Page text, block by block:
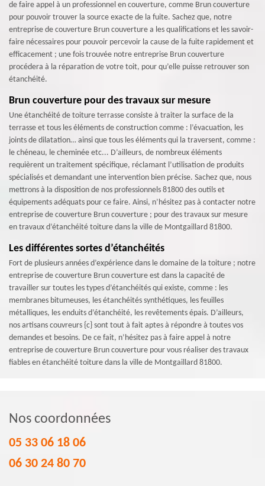
de faire appel à un professionnel en couverture, comme Brun couverture
pour pouvoir trouver la source exacte de la fuite. Sachez que, notre
entreprise de couverture Brun couverture a les qualifications et les savoir-
faire nécessaires pour pouvoir percevoir la cause de la fuite rapidement et
efficacement ; une fois trouvée notre entreprise Brun couverture
procédera à la réparation de votre toit, pour qu’elle puisse retrouver son
étanchéité.
Brun couverture pour des travaux sur mesure
Une étanchéité de toiture terrasse consiste à traiter la surface de la
terrasse et tous les éléments de construction comme : l’évacuation, les
joints de dilatation… ainsi que tous les éléments qui la traversent, comme :
le chéneau, le cheminée etc... D’ailleurs, de nombreux éléments
requièrent un traitement spécifique, réclamant l’utilisation de produits
spécialisés et demandant une intervention bien précise. Sachez que, nous
mettrons à la disposition de nos professionnels 81800 des outils et
équipements adéquats pour ce faire. Ainsi, n’hésitez pas à contacter notre
entreprise de couverture Brun couverture ; pour des travaux sur mesure
en travaux d’étanchéité toiture dans la ville de Montgaillard 81800.
Les différentes sortes d’étanchéités
Fort de plusieurs années d’expérience dans le domaine de la toiture ; notre
entreprise de couverture Brun couverture est dans la capacité de
travailler sur toutes les types d’étanchéités qui existe, comme : les
membranes bitumeuses, les étanchéités synthétiques, les feuilles
métalliques, les enduits d’étanchéité, les revêtements épais. D’ailleurs,
nos artisans couvreurs {c} sont tout à fait aptes à répondre à toutes vos
demandes et besoins. De ce fait, n’hésitez pas à faire appel à notre
entreprise de couverture Brun couverture pour vous réaliser des travaux
fiables en étanchéité toiture dans la ville de Montgaillard 81800.
Nos coordonnées
05 33 06 18 06
06 30 24 80 70